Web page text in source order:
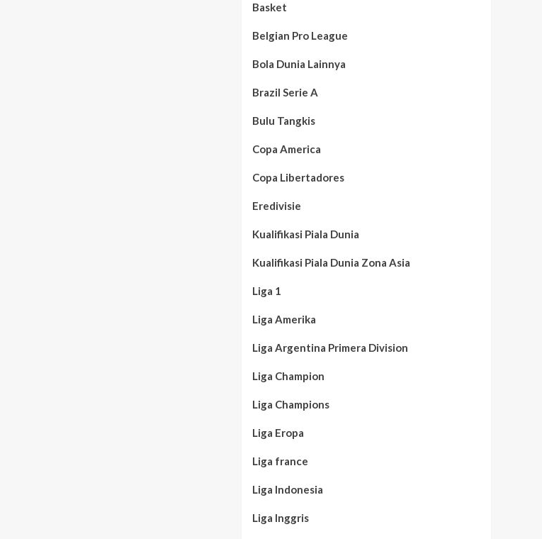
Basket
Belgian Pro League
Bola Dunia Lainnya
Brazil Serie A
Bulu Tangkis
Copa America
Copa Libertadores
Eredivisie
Kualifikasi Piala Dunia
Kualifikasi Piala Dunia Zona Asia
Liga 1
Liga Amerika
Liga Argentina Primera Division
Liga Champion
Liga Champions
Liga Eropa
Liga france
Liga Indonesia
Liga Inggris